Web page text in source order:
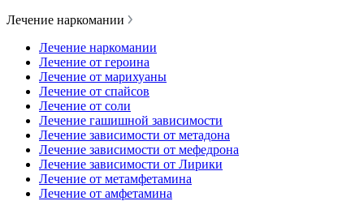
Лечение наркомании
Лечение наркомании
Лечение от героина
Лечение от марихуаны
Лечение от спайсов
Лечение от соли
Лечение гашишной зависимости
Лечение зависимости от метадона
Лечение зависимости от мефедрона
Лечение зависимости от Лирики
Лечение от метамфетамина
Лечение от амфетамина